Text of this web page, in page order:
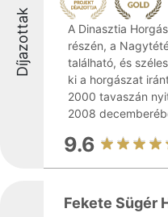
Díjazottak
A Dinasztia
részén, a
található, és
ki a horgászat
2000 tavaszán
2008
9.6
Fekete Sügér